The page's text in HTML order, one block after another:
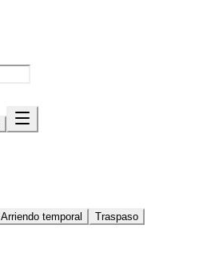
Arriendo temporal Traspaso